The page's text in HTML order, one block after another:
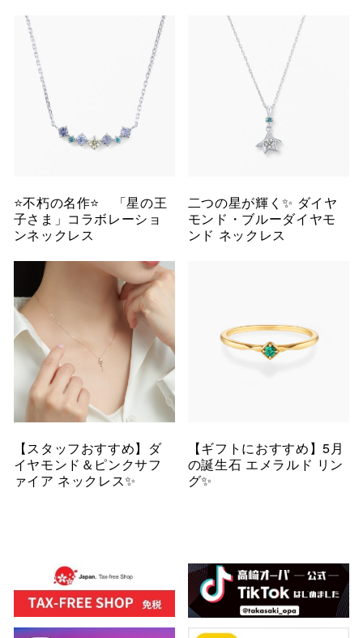
⭐️不朽の名作⭐️ 「星の王
子さま」コラボレーショ
ンネックレス
二つの星が輝く✨ ダイヤ
モンド・ブルーダイヤモ
ンド ネックレス
【スタッフおすすめ】ダ
イヤモンド＆ピンクサフ
ァイア ネックレス✨
【ギフトにおすすめ】5月
の誕生石 エメラルド リン
グ✨